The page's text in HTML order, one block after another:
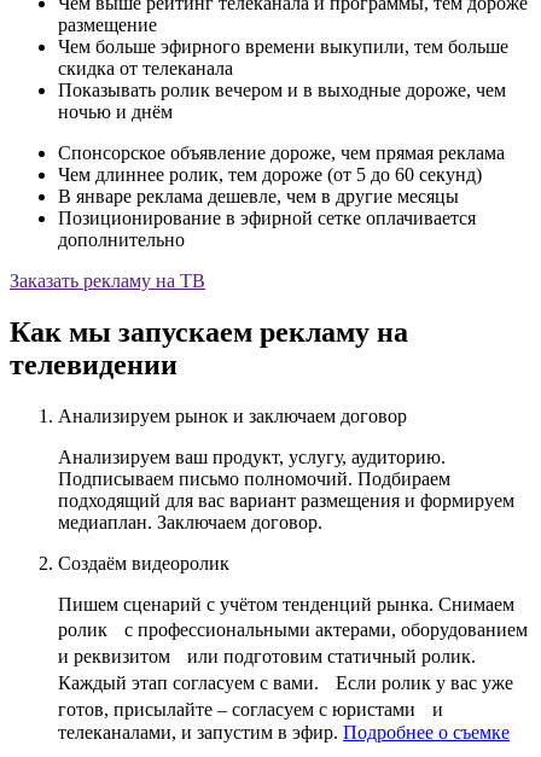
размещение
Чем больше эфирного времени выкупили, тем больше
скидка от телеканала
Показывать ролик вечером и в выходные дороже, чем
ночью и днём
Cпонсорское объявление дороже, чем прямая реклама
Чем длиннее ролик, тем дороже (от 5 до 60 секунд)
В январе реклама дешевле, чем в другие месяцы
Позиционирование в эфирной сетке оплачивается
дополнительно
Заказать рекламу на ТВ
Как мы запускаем рекламу на
телевидении
Анализируем рынок и заключаем договор
Анализируем ваш продукт, услугу, аудиторию.
Подписываем письмо полномочий. Подбираем
подходящий для вас вариант размещения и формируем
медиаплан. Заключаем договор.
Создаём видеоролик
Пишем сценарий с учётом тенденций рынка. Снимаем
ролик с профессиональными актерами, оборудованием
и реквизитом или подготовим статичный ролик.
Каждый этап согласуем с вами. Если ролик у вас уже
готов, присылайте – согласуем с юристами и
телеканалами, и запустим в эфир. Подробнее о съемке